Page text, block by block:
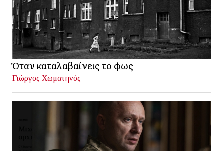
Όταν καταλαβαίνεις το φως
Γιώργος Χωματηνός